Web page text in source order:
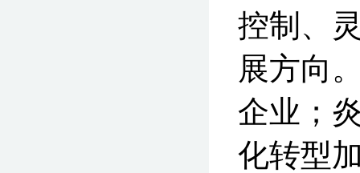
控制、
展方向
企业；
化转型